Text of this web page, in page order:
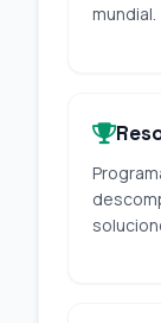
mundial.